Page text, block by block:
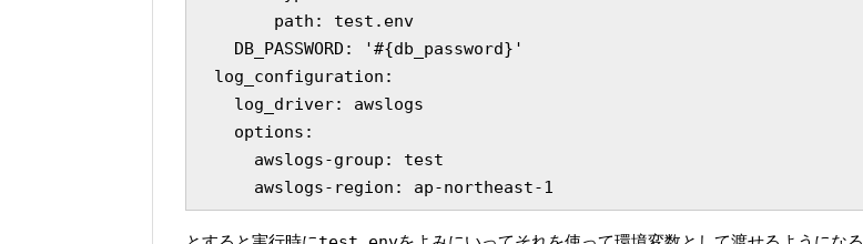
        path: test.env
    DB_PASSWORD: '#{db_password}'
  log_configuration:
    log_driver: awslogs
    options:
      awslogs-group: test